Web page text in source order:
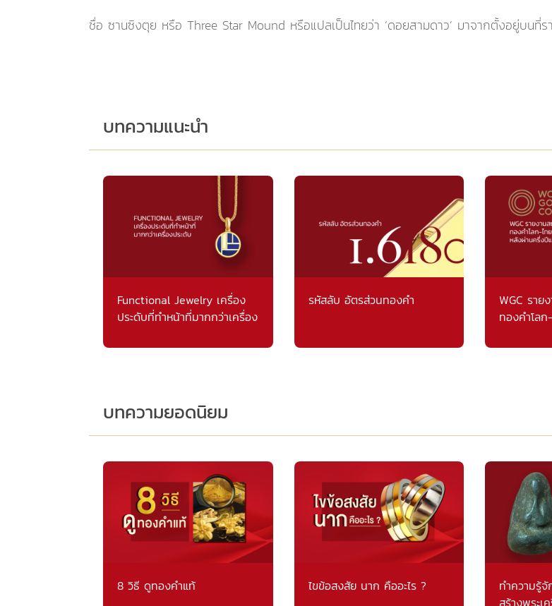
ชื่อ ซานซิงตุย หรือ Three Star Mound หรือแปลเป็นไทยว่า ‘ดอยสามดาว’ มาจากตั้งอยู่บนที่
บทความแนะนำ
Functional Jewelry เครื่อง
ประดับที่ทำหน้าที่มากกว่าเครื่อง
รหัสลับ อัตรส่วนทองคำ
WGC รา
ทองคำโล
บทความยอดนิยม
8 วิธี ดูทองคำแท้ ไขข้อสงสัย นาก คืออะไร ?
ทำความรู้จั